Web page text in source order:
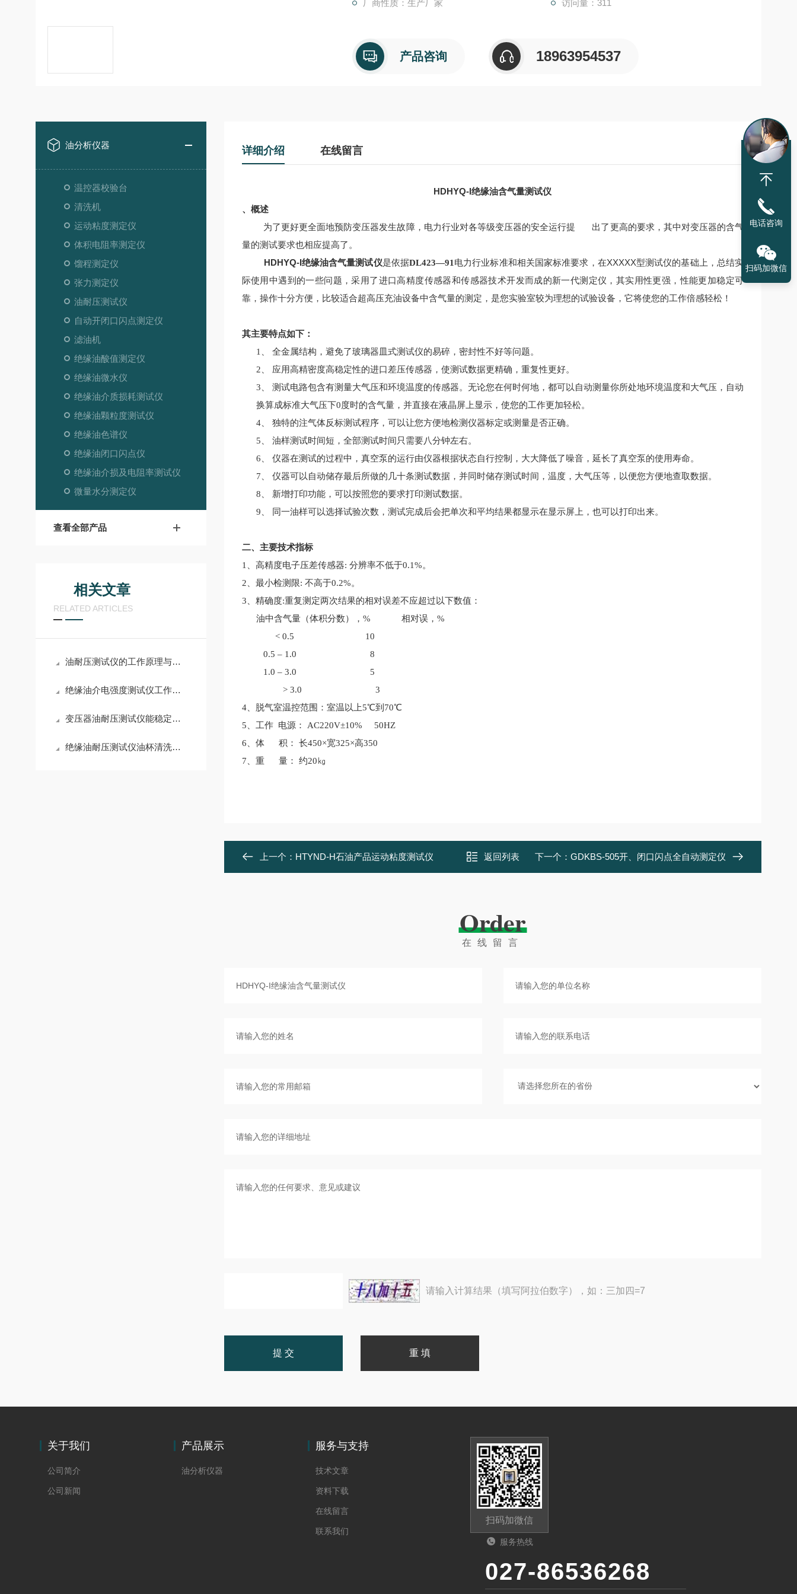
厂商性质：生产厂家 访问量：311
产品咨询 18963954537
油分析仪器
温控器校验台
清洗机
运动粘度测定仪
体积电阻率测定仪
馏程测定仪
张力测定仪
油耐压测试仪
自动开闭口闪点测定仪
滤油机
绝缘油酸值测定仪
绝缘油微水仪
绝缘油介质损耗测试仪
绝缘油颗粒度测试仪
绝缘油色谱仪
绝缘油闭口闪点仪
绝缘油介损及电阻率测试仪
微量水分测定仪
查看全部产品
相关文章
RELATED ARTICLES
油耐压测试仪的工作原理与应用解析
绝缘油介电强度测试仪工作原理及选型
变压器油耐压测试仪能稳定测量无惧强电磁场
绝缘油耐压测试仪油杯清洗方法
详细介绍 在线留言
HDHYQ-I绝缘油含气量测试仪
、概述
为了更好更全面地预防变压器发生故障，电力行业对各等级变压器的安全运行提
出了更高的要求，其中对变压器的含气
量的测试要求也相应提高了。
HDHYQ-I绝缘油含气量测试仪是依据DL423—91 电力行业标准和相关国家标准要求，在XXXXX型测试仪的基础上，总结实
际使用中遇到的一些问题，采用了进口高精度传感器和传感器技术开发而成的新一代测定仪，其实用性更强，性能更加稳定可
靠，操作十分方便，比较适合超高压充油设备中含气量的测定，是您实验室较为理想的试验设备，它将使您的工作倍感轻松！
其主要特点如下：
1、 全金属结构，避免了玻璃器皿式测试仪的易碎，密封性不好等问题。
2、 应用高精密度高稳定性的进口差压传感器，使测试数据更精确，重复性更好。
3、 测试电路包含有测量大气压和环境温度的传感器。无论您在何时何地，都可以自动测量你所处地环境温度和大气压，自动
换算成标准大气压下0度时的含气量，并直接在液晶屏上显示，使您的工作更加轻松。
4、 独特的注气体反标测试程序，可以让您方便地检测仪器标定或测量是否正确。
5、 油样测试时间短，全部测试时间只需要八分钟左右。
6、 仪器在测试的过程中，真空泵的运行由仪器根据状态自行控制，大大降低了噪音，延长了真空泵的使用寿命。
7、 仪器可以自动储存最后所做的几十条测试数据，并同时储存测试时间，温度，大气压等，以便您方便地查取数据。
8、 新增打印功能，可以按照您的要求打印测试数据。
9、 同一油样可以选择试验次数，测试完成后会把单次和平均结果都显示在显示屏上，也可以打印出来。
二、 主要技术指标
1、高精度电子压差传感器: 分辨率不低于0.1%。
2、最小检测限: 不高于0.2%。
3、精确度:重复测定两次结果的相对误差不应超过以下数值：
油中含气量（体积分数），% 相对误，%
< 0.5 10
0.5 – 1.0 8
1.0 – 3.0 5
> 3.0 3
4、脱气室温控范围：室温以上5℃到70℃
5 、工作 电源： AC220V±10% 50HZ
6 、体 积： 长450×宽325×高350
7 、重 量： 约20㎏
上一个： HTYND-H石油产品运动粘度测试仪 返回列表 下一个： GDKBS-505开、闭口闪点全自动测定仪
Order
在线留言
请输入计算结果（填写阿拉伯数字），如：三加四=7
关于我们
公司简介
公司新闻
产品展示
油分析仪器
服务与支持
技术文章
资料下载
在线留言
联系我们
扫码加微信
服务热线
027-86536268
电话咨询
扫码加微信